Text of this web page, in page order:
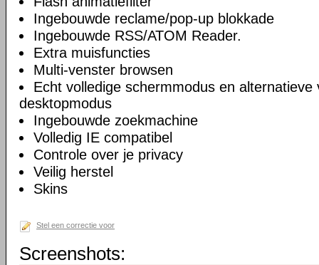
Ingebouwde reclame/pop-up blokkade
Ingebouwde RSS/ATOM Reader.
Extra muisfuncties
Multi-venster browsen
Echt volledige schermmodus en alternatieve
desktopmodus
Ingebouwde zoekmachine
Volledig IE compatibel
Controle over je privacy
Veilig herstel
Skins
Stel een correctie voor
Screenshots: